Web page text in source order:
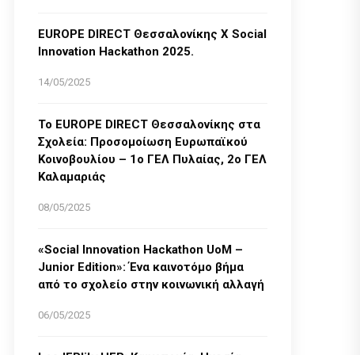
EUROPE DIRECT Θεσσαλονίκης Χ Social
Innovation Hackathon 2025.
14/05/2025
Το EUROPE DIRECT Θεσσαλονίκης στα
Σχολεία: Προσομοίωση Ευρωπαϊκού
Κοινοβουλίου – 1ο ΓΕΛ Πυλαίας, 2ο ΓΕΛ
Καλαμαριάς
08/05/2025
«Social Innovation Hackathon UoM –
Junior Edition»: Ένα καινοτόμο βήμα
από το σχολείο στην κοινωνική αλλαγή
06/05/2025